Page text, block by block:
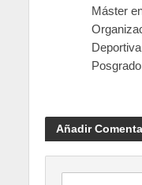
Máster
Añadir